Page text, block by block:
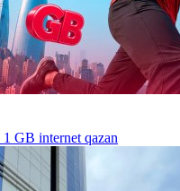
GB internet qazan